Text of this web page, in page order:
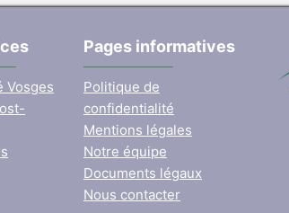
Vosges
Pages informatives
Politique de
confidentialité
Mentions légales
Notre équipe
Documents légaux
Nous contacter